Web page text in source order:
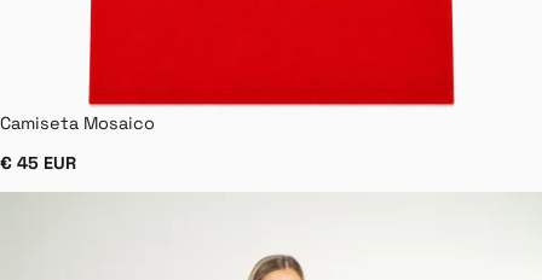
Camiseta Mosaico
€ 45 EUR